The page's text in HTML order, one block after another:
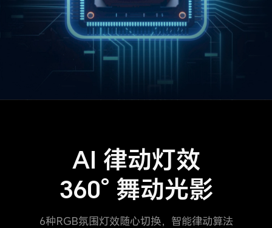
AI 律动灯效
360° 舞动光影
6种RGB氛围灯效随心切换，智能律动算法